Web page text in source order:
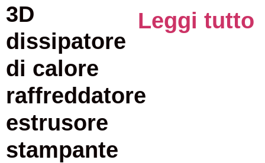
3D
dissipatore
di calore
raffreddatore
estrusore
stampante
Leggi tutto